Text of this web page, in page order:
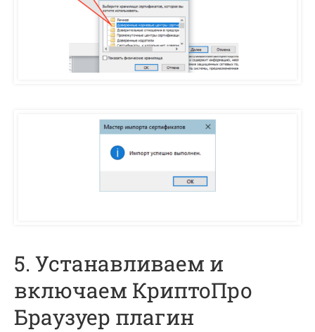
5. Устанавливаем и
включаем КриптоПро
Браузуер плагин